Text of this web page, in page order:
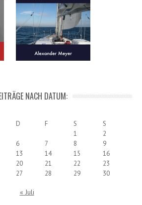
NACH DATUM:
D F S
S
1
2
6 7 8
9
13 14 15
16
20 21 22
23
27 28 29
30
« Juli